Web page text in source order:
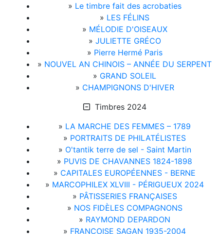
» Le timbre fait des acrobaties
» LES FÉLINS
» MÉLODIE D'OISEAUX
» JULIETTE GRÉCO
» Pierre Hermé Paris
» NOUVEL AN CHINOIS – ANNÉE DU SERPENT
» GRAND SOLEIL
» CHAMPIGNONS D'HIVER
Timbres 2024
» LA MARCHE DES FEMMES – 1789
» PORTRAITS DE PHILATÉLISTES
» O'tantik terre de sel - Saint Martin
» PUVIS DE CHAVANNES 1824-1898
» CAPITALES EUROPÉENNES - BERNE
» MARCOPHILEX XLVIII - PÉRIGUEUX 2024
» PÂTISSERIES FRANÇAISES
» NOS FIDÈLES COMPAGNONS
» RAYMOND DEPARDON
» FRANÇOISE SAGAN 1935-2004